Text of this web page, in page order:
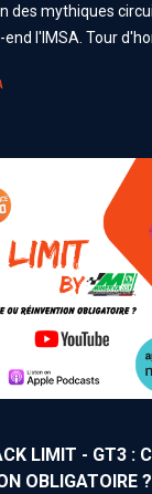
des mythiques
l'IMSA. Tour
LIMIT - GT3 :
OBLIGATOIRE ?